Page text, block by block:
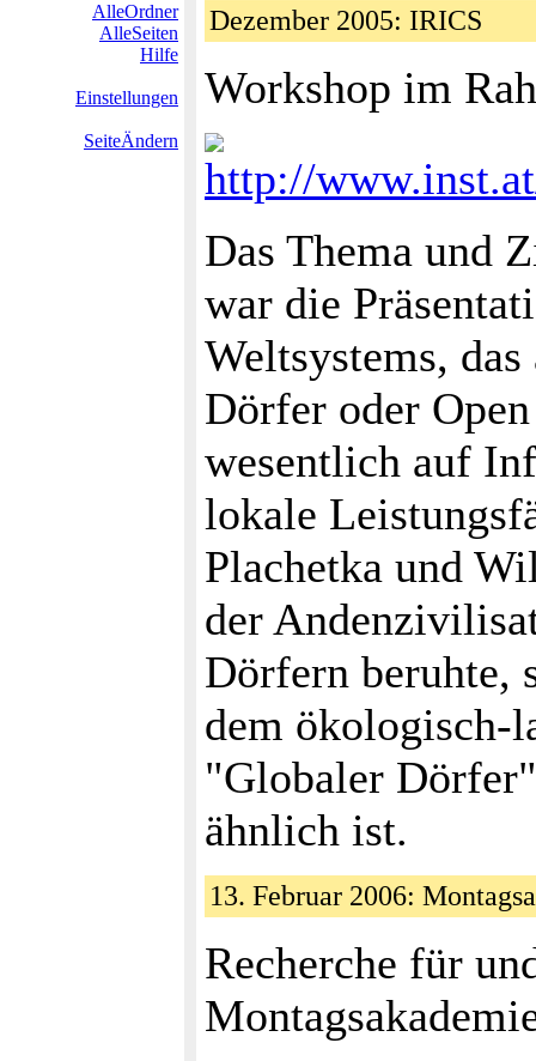
AlleOrdner
AlleSeiten
Hilfe
Einstellungen
SeiteÄndern
Dezember 2005: IRICS
Workshop im
http://
Das Thema und
war die
Weltsystems,
Dörfer oder
wesentlich auf
lokale
Plachetka und
der
Dörfern beruhte,
dem ökologisch-
"Globaler
ähnlich ist.
13. Februar 2006:
Recherche für